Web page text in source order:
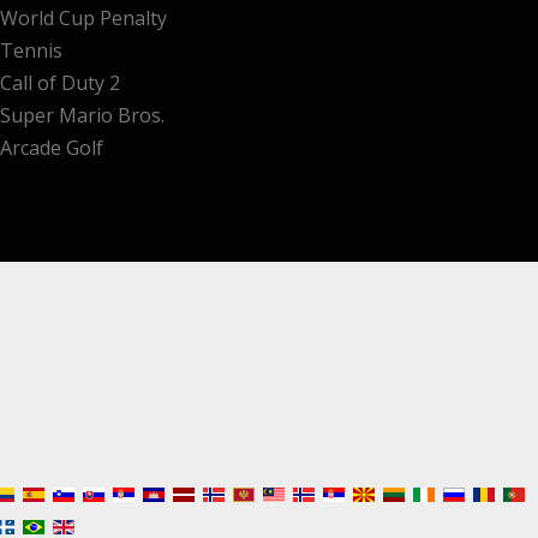
World Cup Penalty
Tennis
Call of Duty 2
Super Mario Bros.
Arcade Golf